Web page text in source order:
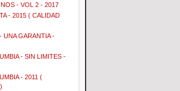
- VOL 2 - 2017
- 2015 ( CALIDAD
UNA GARANTIA -
- SIN LIMITES -
- 2011 (